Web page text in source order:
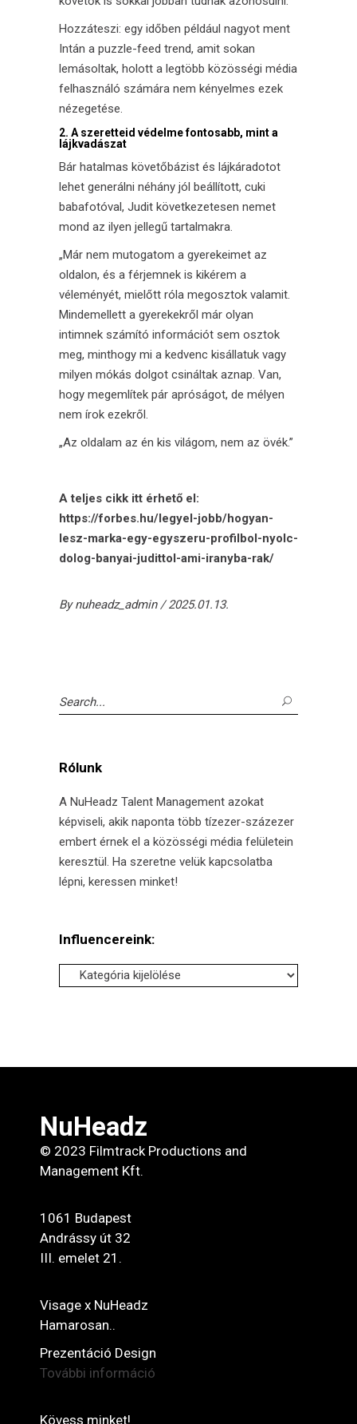
Hozzáteszi: egy időben például nagyot ment
Intán a puzzle-feed trend, amit sokan
lemásoltak, holott a legtöbb közösségi média
felhasználó számára nem kényelmes ezek
nézegetése.
2. A szeretteid védelme fontosabb, mint a
lájkvadászat
Bár hatalmas követőbázist és lájkáradotot
lehet generálni néhány jól beállított, cuki
babafotóval, Judit következetesen nemet
mond az ilyen jellegű tartalmakra.
„Már nem mutogatom a gyerekeimet az
oldalon, és a férjemnek is kikérem a
véleményét, mielőtt róla megosztok valamit.
Mindemellett a gyerekekről már olyan
intimnek számító információt sem osztok
meg, minthogy mi a kedvenc kisállatuk vagy
milyen mókás dolgot csináltak aznap. Van,
hogy megemlítek pár apróságot, de mélyen
nem írok ezekről.
„Az oldalam az én kis világom, nem az övék.”
A teljes cikk itt érhető el:
https://forbes.hu/legyel-jobb/hogyan-
lesz-marka-egy-egyszeru-profilbol-nyolc-
dolog-banyai-judittol-ami-iranyba-rak/
Bynuheadz_admin 2025.01.13.
Search
for:
Rólunk
A NuHeadz Talent Management azokat
képviseli, akik naponta több tízezer-százezer
embert érnek el a közösségi média felületein
keresztül. Ha szeretne velük kapcsolatba
lépni, keressen minket!
Influencereink:
Influencereink:
NuHeadz
© 2023 Filmtrack Productions and
Management Kft.
1061 Budapest
Andrássy út 32
III. emelet 21.
Visage x NuHeadz
Hamarosan..
Prezentáció Design
További információ
Kövess minket!